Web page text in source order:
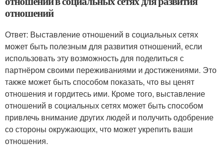
отношений
Ответ: Выставление отношений в социальных сетях
может быть полезным для развития отношений, если
использовать эту возможность для поделиться с
партнёром своими переживаниями и достижениями. Это
также может быть способом показать, что вы ценят
отношения и гордитесь ими. Кроме того, выставление
отношений в социальных сетях может быть способом
привлечь внимание других людей и получить одобрение
со стороны окружающих, что может укрепить ваши
отношения.